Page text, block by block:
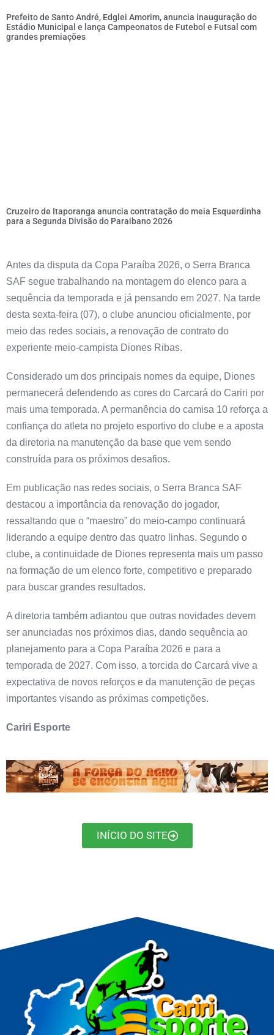
Prefeito de Santo André, Edglei Amorim, anuncia inauguração do
Estádio Municipal e lança Campeonatos de Futebol e Futsal com
grandes premiações
Cruzeiro de Itaporanga anuncia contratação do meia Esquerdinha
para a Segunda Divisão do Paraibano 2026
Antes da disputa da Copa Paraíba 2026, o Serra Branca
SAF segue trabalhando na montagem do elenco para a
sequência da temporada e já pensando em 2027. Na tarde
desta sexta-feira (07), o clube anunciou oficialmente, por
meio das redes sociais, a renovação de contrato do
experiente meio-campista Diones Ribas.
Considerado um dos principais nomes da equipe, Diones
permanecerá defendendo as cores do Carcará do Cariri por
mais uma temporada. A permanência do camisa 10 reforça a
confiança do atleta no projeto esportivo do clube e a aposta
da diretoria na manutenção da base que vem sendo
construída para os próximos desafios.
Em publicação nas redes sociais, o Serra Branca SAF
destacou a importância da renovação do jogador,
ressaltando que o “maestro” do meio-campo continuará
liderando a equipe dentro das quatro linhas. Segundo o
clube, a continuidade de Diones representa mais um passo
na formação de um elenco forte, competitivo e preparado
para buscar grandes resultados.
A diretoria também adiantou que outras novidades devem
ser anunciadas nos próximos dias, dando sequência ao
planejamento para a Copa Paraíba 2026 e para a
temporada de 2027. Com isso, a torcida do Carcará vive a
expectativa de novos reforços e da manutenção de peças
importantes visando as próximas competições.
Cariri Esporte
INÍCIO DO SITE